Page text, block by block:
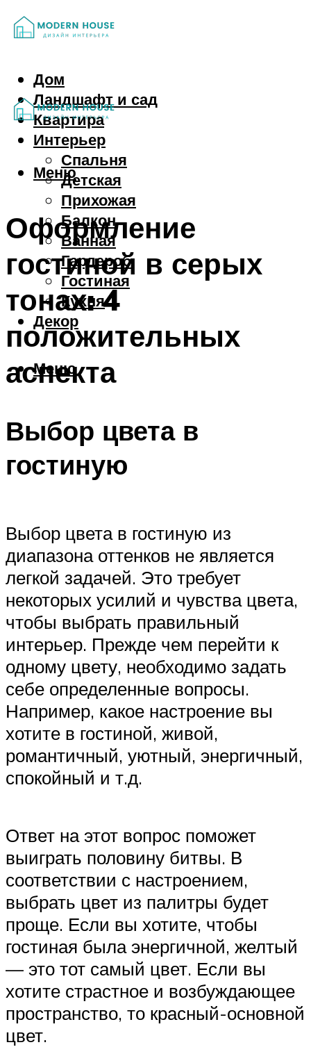
Дом
Ландшафт и сад
Квартира
Интерьер
Спальня
Детская
Прихожая
Балкон
Ванная
Гардероб
Гостиная
Кухня
Декор
Меню
Меню
Оформление
гостиной в серых
тонах: 4
положительных
аспекта
Выбор цвета в
гостиную
Выбор цвета в гостиную из
диапазона оттенков не является
легкой задачей. Это требует
некоторых усилий и чувства цвета,
чтобы выбрать правильный
интерьер. Прежде чем перейти к
одному цвету, необходимо задать
себе определенные вопросы.
Например, какое настроение вы
хотите в гостиной, живой,
романтичный, уютный, энергичный,
спокойный и т.д.
Ответ на этот вопрос поможет
выиграть половину битвы. В
соответствии с настроением,
выбрать цвет из палитры будет
проще. Если вы хотите, чтобы
гостиная была энергичной, желтый
— это тот самый цвет. Если вы
хотите страстное и возбуждающее
пространство, то красный-основной
цвет.